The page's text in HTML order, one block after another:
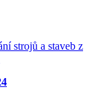
strojů a staveb z